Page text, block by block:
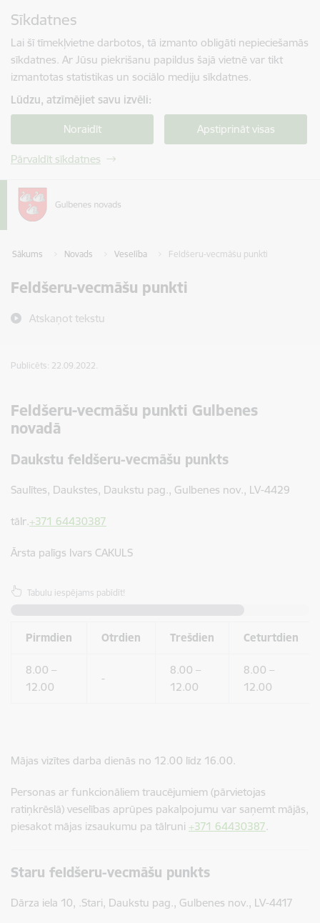
Sīkdatnes
Lai šī tīmekļvietne darbotos, tā izmanto obligāti nepieciešamās
sīkdatnes. Ar Jūsu piekrišanu papildus šajā vietnē var tikt
izmantotas statistikas un sociālo mediju sīkdatnes.
Lūdzu, atzīmējiet savu izvēli:
Noraidīt Apstiprināt visas
Pārvaldīt sīkdatnes
Sākums Novads Veselība Feldšeru-vecmāšu punkti
Feldšeru-vecmāšu punkti
Atskaņot tekstu
Publicēts: 22.09.2022.
Feldšeru-vecmāšu punkti Gulbenes
novadā
Daukstu feldšeru-vecmāšu punkts
Saulītes, Daukstes, Daukstu pag., Gulbenes nov., LV-4429
tālr.+371 64430387
Ārsta palīgs Ivars CAKULS
Tabulu iespējams pabīdīt!
Pirmdien Otrdien Trešdien Ceturtdien
8.00 –
12.00
-
8.00 –
12.00
8.00 –
12.00
Mājas vizītes darba dienās no 12.00 līdz 16.00.
Personas ar funkcionāliem traucējumiem (pārvietojas
ratiņkrēslā) veselības aprūpes pakalpojumu var saņemt mājās,
piesakot mājas izsaukumu pa tālruni +371 64430387.
Staru feldšeru-vecmāšu punkts
Dārza iela 10, .Stari, Daukstu pag., Gulbenes nov., LV-4417